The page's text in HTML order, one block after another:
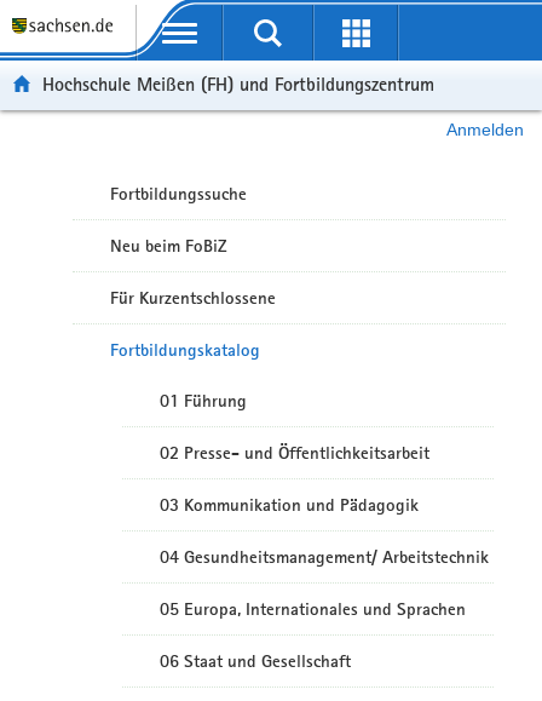
Portalübergreifende Navigation
Hochschule Meißen (FH) und Fortbildungszentrum
Anmelden
Fortbildungssuche
Neu beim FoBiZ
Für Kurzentschlossene
Fortbildungskatalog
01 Führung
02 Presse- und Öffentlichkeitsarbeit
03 Kommunikation und Pädagogik
04 Gesundheitsmanagement/ Arbeitstechnik
05 Europa, Internationales und Sprachen
06 Staat und Gesellschaft